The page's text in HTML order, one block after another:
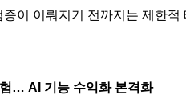
이 이뤄지기 전까지는 제한
… AI 기능 수익화 본격화